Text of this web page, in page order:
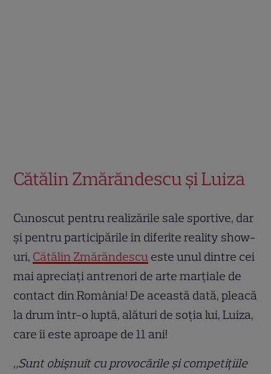
Cătălin Zmărăndescu și Luiza
Cunoscut pentru realizările sale sportive, dar
și pentru participările în diferite reality show-
uri, Cătălin Zmărăndescu este unul dintre cei
mai apreciați antrenori de arte marțiale de
contact din România! De această dată, pleacă
la drum într-o luptă, alături de soția lui, Luiza,
care îi este aproape de 11 ani!
„Sunt obișnuit cu provocările și competițiile